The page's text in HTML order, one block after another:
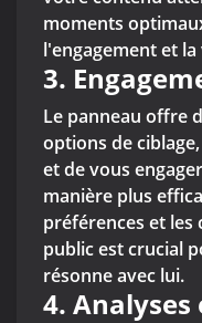
moments
l'engagement et
3.
Le panneau offre
options de
et de vous
manière plus
préférences et
public est crucial
résonne avec lui.
4. Analyses